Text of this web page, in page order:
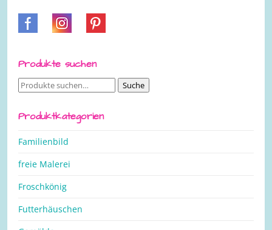
Produkte suchen
Suche
Suche
Produktkategorien
Familienbild
freie Malerei
Froschkönig
Futterhäuschen